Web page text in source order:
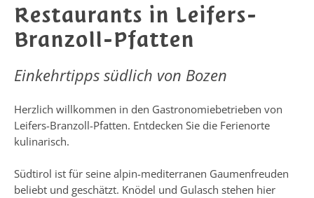
Restaurants in Leifers-
Branzoll-Pfatten
Einkehrtipps südlich von Bozen
Herzlich willkommen in den Gastronomiebetrieben von
Leifers-Branzoll-Pfatten. Entdecken Sie die Ferienorte
kulinarisch.
Südtirol ist für seine alpin-mediterranen Gaumenfreuden
beliebt und geschätzt. Knödel und Gulasch stehen hier